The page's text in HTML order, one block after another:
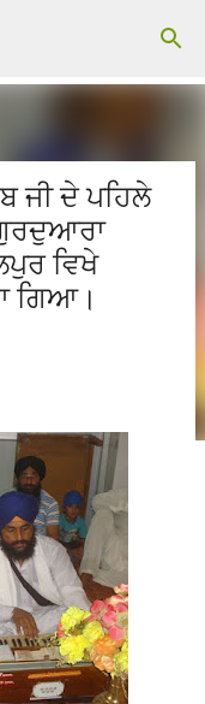
ਜੀ ਦੇ ਪਹਿਲੇ
ਵਿਖੇ
ਗਿਆ।